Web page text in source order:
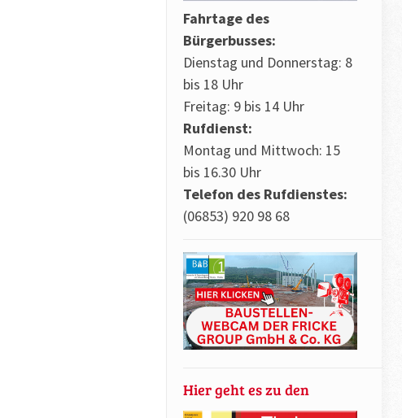
Fahrtage des
Bürgerbusses:
Dienstag und Donnerstag: 8
bis 18 Uhr
Freitag: 9 bis 14 Uhr
Rufdienst:
Montag und Mittwoch: 15
bis 16.30 Uhr
Telefon des Rufdienstes:
(06853) 920 98 68
Hier geht es zu den